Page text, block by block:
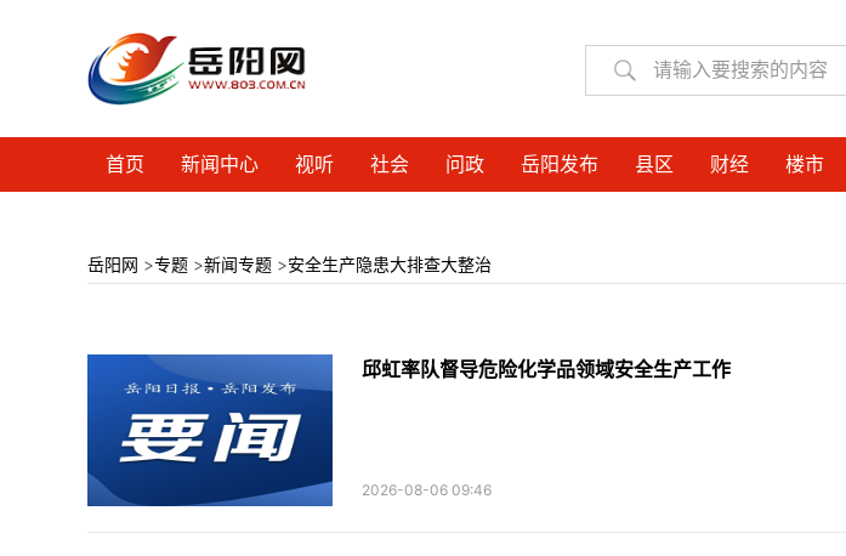
首页 新闻中心 视听 社会 问政 岳阳发布 县区 财经 楼市
岳阳网 >专题 >新闻专题 >安全生产隐患大排查大整治
邱虹率队督导危险化学品领域安全生产工作
2026-08-06 09:46